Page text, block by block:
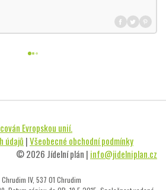
Evropskou unií.
údajů |Všeobecné obchodní podmínky
© 2026 Jídelní plán | info@jidelniplan.cz
Chrudim IV, 537 01 Chrudim